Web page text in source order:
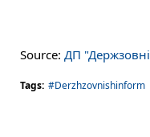
Source: ДП
Tags: #Derzhzovnishinform